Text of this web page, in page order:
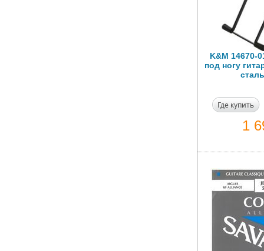
K&M 14670-
под ногу
Где купить
1